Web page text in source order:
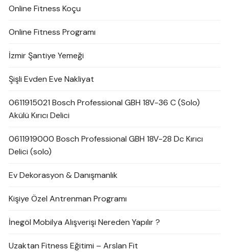
Online Fitness Koçu
Online Fitness Programı
İzmir Şantiye Yemeği
Şişli Evden Eve Nakliyat
0611915021 Bosch Professional GBH 18V-36 C (Solo)
Akülü Kırıcı Delici
0611919000 Bosch Professional GBH 18V-28 Dc Kırıcı
Delici (solo)
Ev Dekorasyon & Danışmanlık
Kişiye Özel Antrenman Programı
İnegöl Mobilya Alışverişi Nereden Yapılır ?
Uzaktan Fitness Eğitimi – Arslan Fit